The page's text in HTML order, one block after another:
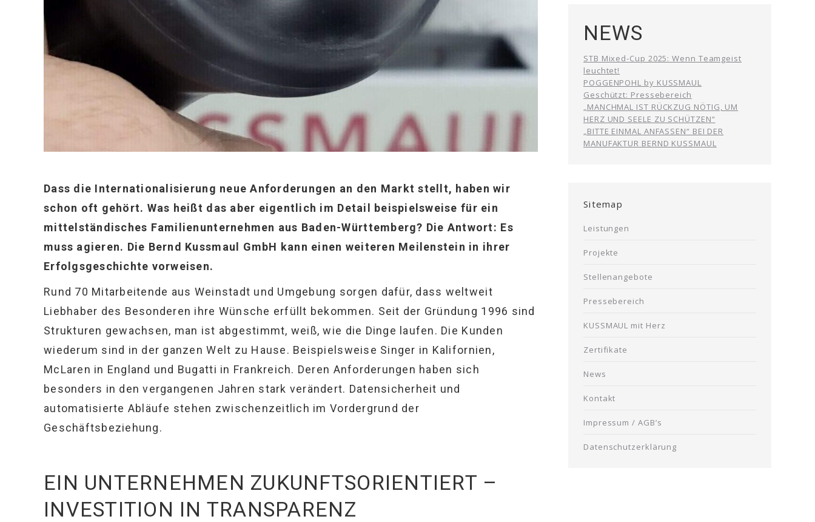
Dass die Internationalisierung neue Anforderungen an den Markt stellt, haben wir
schon oft gehört. Was heißt das aber eigentlich im Detail beispielsweise für ein
mittelständisches Familienunternehmen aus Baden-Württemberg? Die Antwort: Es
muss agieren. Die Bernd Kussmaul GmbH kann einen weiteren Meilenstein in ihrer
Erfolgsgeschichte vorweisen.
Rund 70 Mitarbeitende aus Weinstadt und Umgebung sorgen dafür, dass weltweit
Liebhaber des Besonderen ihre Wünsche erfüllt bekommen. Seit der Gründung 1996 sind
Strukturen gewachsen, man ist abgestimmt, weiß, wie die Dinge laufen. Die Kunden
wiederum sind in der ganzen Welt zu Hause. Beispielsweise Singer in Kalifornien,
McLaren in England und Bugatti in Frankreich. Deren Anforderungen haben sich
besonders in den vergangenen Jahren stark verändert. Datensicherheit und
automatisierte Abläufe stehen zwischenzeitlich im Vordergrund der
Geschäftsbeziehung.
EIN UNTERNEHMEN ZUKUNFTSORIENTIERT –
INVESTITION IN TRANSPARENZ
NEWS
STB Mixed-Cup 2025: Wenn Teamgeist
leuchtet!
POGGENPOHL by KUSSMAUL
Geschützt: Pressebereich
„MANCHMAL IST RÜCKZUG NÖTIG, UM
HERZ UND SEELE ZU SCHÜTZEN“
„BITTE EINMAL ANFASSEN“ BEI DER
MANUFAKTUR BERND KUSSMAUL
Sitemap
Leistungen
Projekte
Stellenangebote
Pressebereich
KUSSMAUL mit Herz
Zertifikate
News
Kontakt
Impressum / AGB’s
Datenschutzerklärung